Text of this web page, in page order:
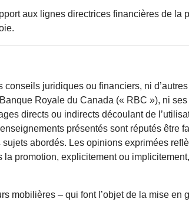
aux lignes directrices financières de la
juridiques ou financiers, ni
Royale du Canada (« RBC »), ni
directs ou indirects découlant de
présentés sont réputés être
abordés. Les opinions exprimées
promotion, explicitement ou
mobilières – qui font l’objet de la mise en